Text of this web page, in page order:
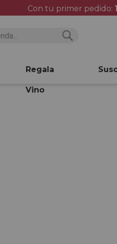
Con tu primer pedido:
Regala
Vino